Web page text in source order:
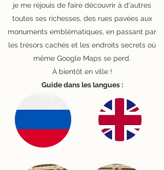
je me réjouis de faire découvrir à d'autres
toutes ses richesses, des rues pavées aux
monuments emblématiques, en passant par
les trésors cachés et les endroits secrets où
même Google Maps se perd.
À bientôt en ville !
Guide dans les langues :